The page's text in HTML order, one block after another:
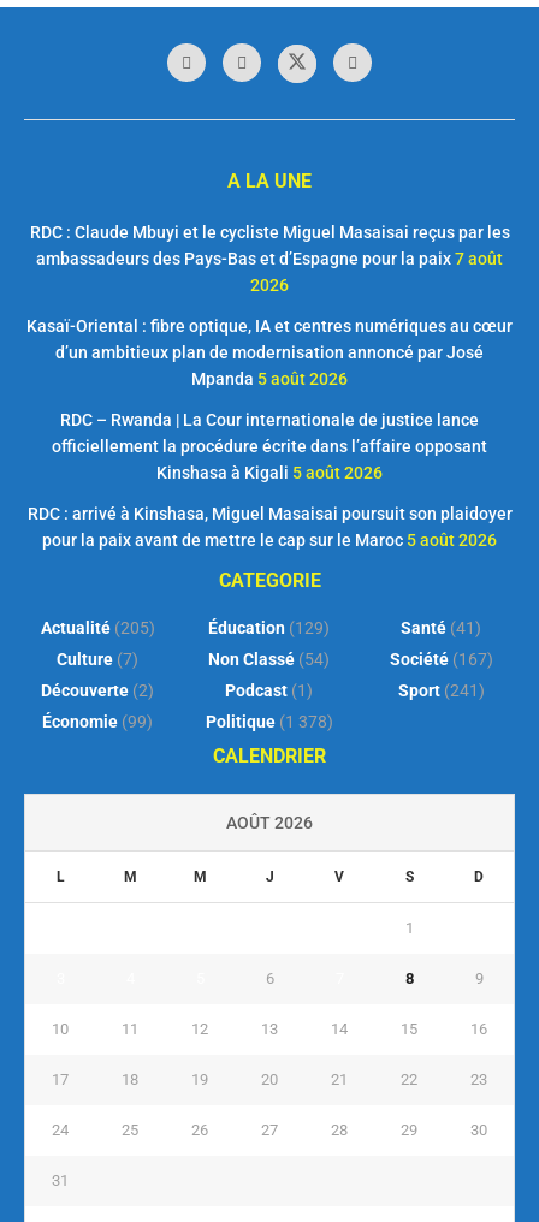
A LA UNE
RDC : Claude Mbuyi et le cycliste Miguel Masaisai reçus par les
ambassadeurs des Pays-Bas et d’Espagne pour la paix7 août
2026
Kasaï-Oriental : fibre optique, IA et centres numériques au cœur
d’un ambitieux plan de modernisation annoncé par José
Mpanda 5 août 2026
RDC – Rwanda | La Cour internationale de justice lance
officiellement la procédure écrite dans l’affaire opposant
Kinshasa à Kigali 5 août 2026
RDC : arrivé à Kinshasa, Miguel Masaisai poursuit son plaidoyer
pour la paix avant de mettre le cap sur le Maroc 5 août 2026
CATEGORIE
Actualité(205)
Culture (7)
Découverte (2)
Économie (99)
Éducation (129)
Non Classé (54)
Podcast (1)
Politique(1 378)
Santé (41)
Société(167)
Sport(241)
CALENDRIER
AOÛT 2026
L M M J V S D
1
6 8 9
10 11 12 13 14 15 16
17 18 19 20 21 22 23
24 25 26 27 28 29 30
31